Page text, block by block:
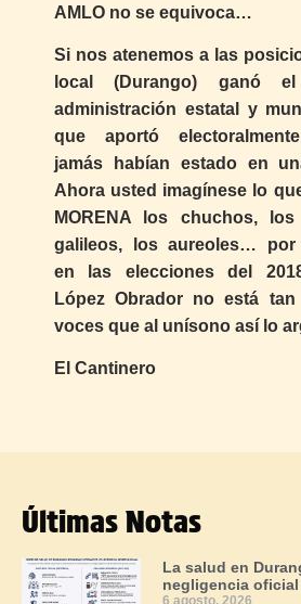
AMLO no se equivoca…
Si nos atenemos a las
local (Durango) ganó
administración estatal y
que aportó
jamás habían estado en
Ahora usted imagínese lo
MORENA los chuchos,
galileos, los aureoles… por
en las elecciones del
López Obrador no está
voces que al unísono así lo
El Cantinero
Últimas Notas
La salud en
negligencia
6 agosto, 2026